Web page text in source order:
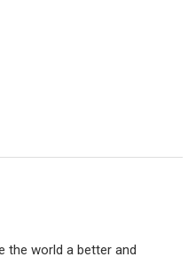
the world a better and